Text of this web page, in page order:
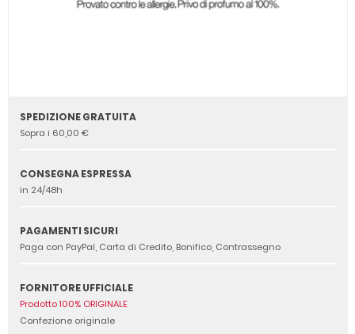
SPEDIZIONE GRATUITA
Sopra i 60,00 €
CONSEGNA ESPRESSA
in 24/48h
PAGAMENTI SICURI
Paga con PayPal, Carta di Credito, Bonifico, Contrassegno
FORNITORE UFFICIALE
Prodotto 100% ORIGINALE
Confezione originale